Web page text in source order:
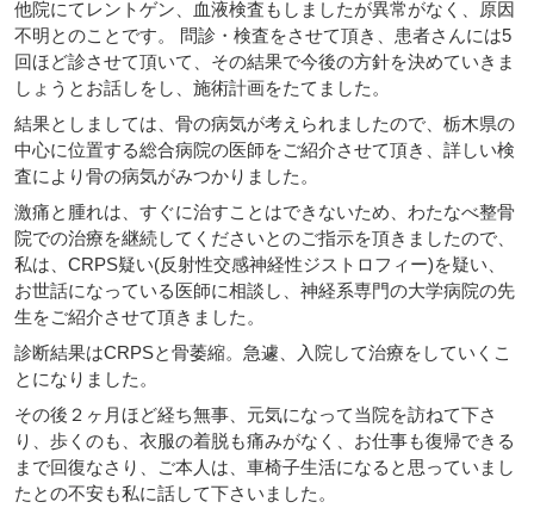
他院にてレントゲン、血液検査もしましたが異常がなく、原因
不明とのことです。 問診・検査をさせて頂き、患者さんには5
回ほど診させて頂いて、その結果で今後の方針を決めていきま
しょうとお話しをし、施術計画をたてました。
結果としましては、骨の病気が考えられましたので、栃木県の
中心に位置する総合病院の医師をご紹介させて頂き、詳しい検
査により骨の病気がみつかりました。
激痛と腫れは、すぐに治すことはできないため、わたなべ整骨
院での治療を継続してくださいとのご指示を頂きましたので、
私は、CRPS疑い(反射性交感神経性ジストロフィー)を疑い、
お世話になっている医師に相談し、神経系専門の大学病院の先
生をご紹介させて頂きました。
診断結果はCRPSと骨萎縮。急遽、入院して治療をしていくこ
とになりました。
その後２ヶ月ほど経ち無事、元気になって当院を訪ねて下さ
り、歩くのも、衣服の着脱も痛みがなく、お仕事も復帰できる
まで回復なさり、ご本人は、車椅子生活になると思っていまし
たとの不安も私に話して下さいました。